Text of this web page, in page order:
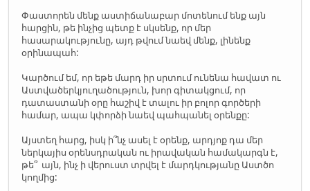
Փաստորեն մենք աստիճանաբար մոտենում ենք այն
հարցին, թե ինչից պետք է սկսենք, որ մեր
հասարակությունը, այդ թվում նաեվ մենք, լինենք
օրինապահ:
Կարծում եմ, որ եթե մարդ իր սրտում ունենա հավատ ու
Աստվածերկյուղածություն, խոր գիտակցում, որ
դատաստանի օրը հաշիվ է տալու իր բոլոր գործերի
համար, ապա կփորձի նաեվ պահպանել օրենքը:
Այստեղ հարց, իսկ ի՞նչ ասել է օրենք, արդյոք դա մեր
ներկայիս օրենսդրական ու իրավական համակարգն է,
թե՞ այն, ինչ ի վերուստ տրվել է մարդկությանը Աստծո
կողմից: